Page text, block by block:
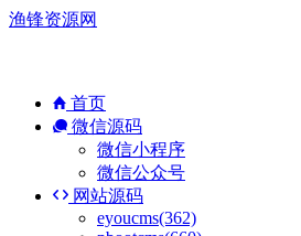
渔锋资源网
首页
微信源码
微信小程序
微信公众号
网站源码
eyoucms(362)